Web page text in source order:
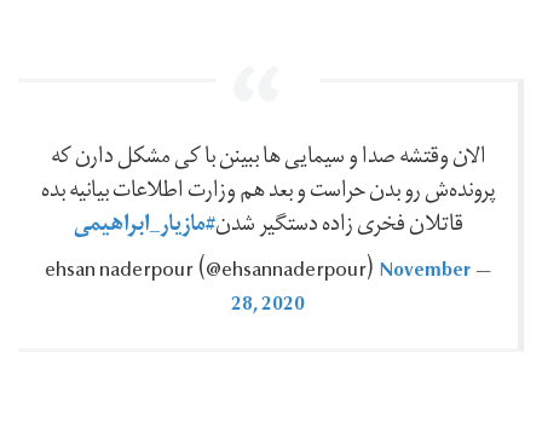
الان وقتشه صدا و سیمایی ها ببینن با کی مشکل دارن که
پرونده‌ش رو بدن حراست و بعد هم وزارت اطلاعات بیانیه بده
قاتلان فخری زاده دستگیر شدن#مازیار_ابراهیمی
— ehsan naderpour ‪(@ehsannaderpour)‬
November
28, 2020